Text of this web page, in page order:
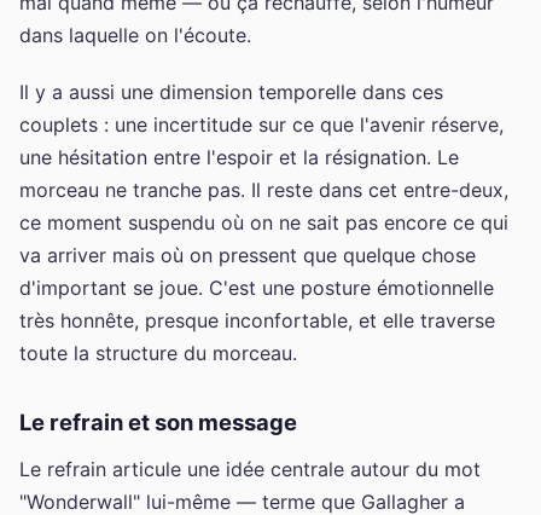
dans laquelle on l'écoute.
Il y a aussi une dimension temporelle dans ces
couplets : une incertitude sur ce que l'avenir réserve,
une hésitation entre l'espoir et la résignation. Le
morceau ne tranche pas. Il reste dans cet entre-deux,
ce moment suspendu où on ne sait pas encore ce qui
va arriver mais où on pressent que quelque chose
d'important se joue. C'est une posture émotionnelle
très honnête, presque inconfortable, et elle traverse
toute la structure du morceau.
Le refrain et son message
Le refrain articule une idée centrale autour du mot
"Wonderwall" lui-même — terme que Gallagher a